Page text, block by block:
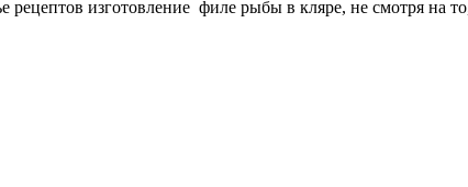
изготовление филе рыбы в кляре, не смотря на